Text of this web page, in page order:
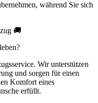
während Sie sich
🚚
Wir unterstützen
und sorgen für einen
Komfort eines
erfüllt.